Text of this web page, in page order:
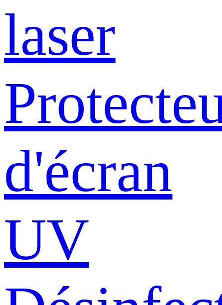
laser
d'écran
UV